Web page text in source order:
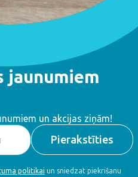
jaunumiem
un akcijas ziņām!
politikai un sniedzat piekrišanu